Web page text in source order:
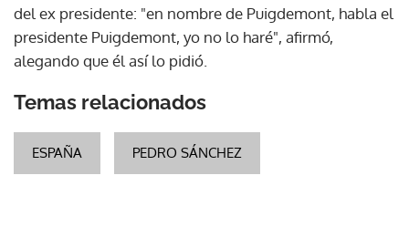
del ex presidente: "en nombre de Puigdemont, habla el
presidente Puigdemont, yo no lo haré", afirmó,
alegando que él así lo pidió.
Temas relacionados
ESPAÑA PEDRO SÁNCHEZ